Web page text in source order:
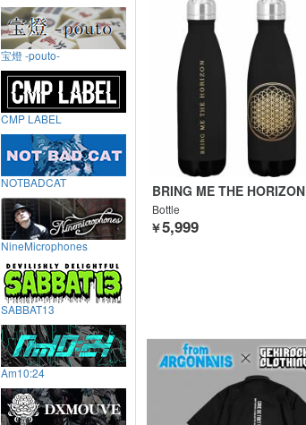
BRING ME THE HORIZON
Bottle
￥5,999
宝燈 -pouto-
CMP LABEL
NOTBADCAT
NineMicrophones
SABBAT13
Am10:24